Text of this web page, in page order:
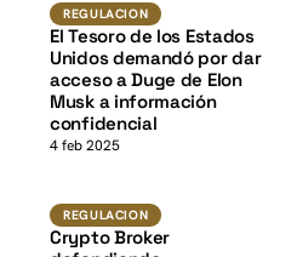
REGULACION
El Tesoro de los Estados
Unidos demandó por dar
acceso a Duge de Elon
Musk a información
confidencial
4 feb 2025
Regulacion
REGULACION
Crypto Broker